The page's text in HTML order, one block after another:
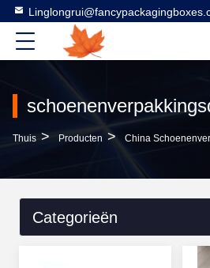
Thuis > Producten > China
Categorieën